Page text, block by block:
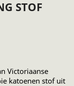
STOF
Victoriaanse
katoenen stof uit